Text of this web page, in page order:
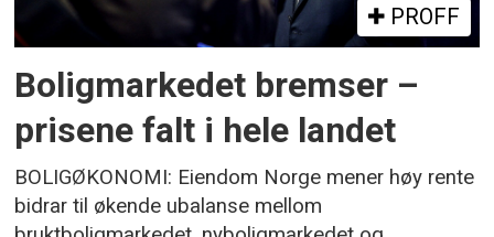
PROFF
Boligmarkedet bremser –
prisene falt i hele landet
BOLIGØKONOMI: Eiendom Norge mener høy rente
bidrar til økende ubalanse mellom